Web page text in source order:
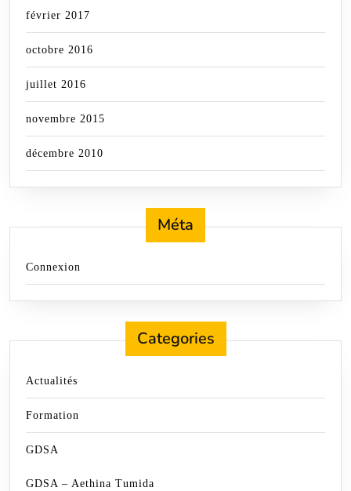
février 2017
octobre 2016
juillet 2016
novembre 2015
décembre 2010
Méta
Connexion
Categories
Actualités
Formation
GDSA
GDSA – Aethina Tumida